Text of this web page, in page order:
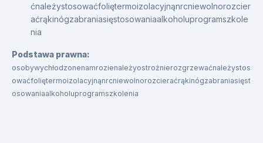
ćnależystosowaćfoliętermoizolacyjnąnrcniewolnorozcier
aćrąkinógzabraniasięstosowaniaalkoholuprogramszkole
nia
Podstawa prawna:
osobywychłodzonenamrozienależyostrożnierozgrzewaćnależystos
owaćfoliętermoizolacyjnąnrcniewolnorozcieraćrąkinógzabraniasięst
osowaniaalkoholuprogramszkolenia